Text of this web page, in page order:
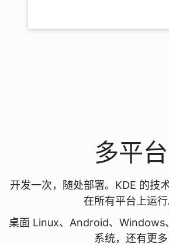
多平台
开发一次，随处部署。KDE 的技
在所有平台上运行
桌面 Linux、Android、Windows
系统，还有更多